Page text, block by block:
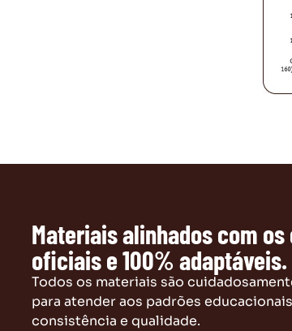
Materiais alinhados com
oficiais e 100% adaptáveis.
Todos os materiais são
para atender aos padrões
consistência e qualidade.